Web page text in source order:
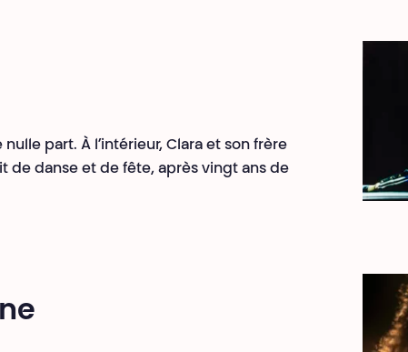
part. À l’intérieur, Clara et son frère
de danse et de fête, après vingt ans de